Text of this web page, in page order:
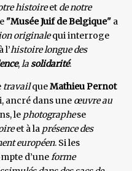
histoireet de notre
"Musée Juif de Belgique" a
originalequi interroge
l’histoire longue des
,lasolidarité.
travailqueMathieu Pernot
ancré dans une œuvre au
le photographese
et à la présence des
européen. Si les
d’uneforme